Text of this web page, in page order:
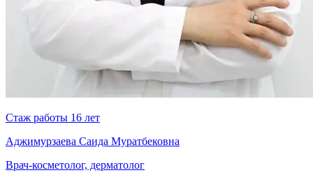
Стаж работы 16 лет
Аджимурзаева Саида Муратбековна
Врач-косметолог, дерматолог